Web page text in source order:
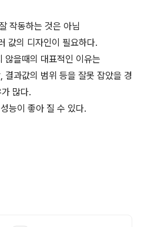
작동하는 것은 아님
값의 디자인이 필요하다.
않을때의 대표적인 이유는
결과값의 범위 등을 잘못 잡았을 경
많다.
능이 좋아 질 수 있다.